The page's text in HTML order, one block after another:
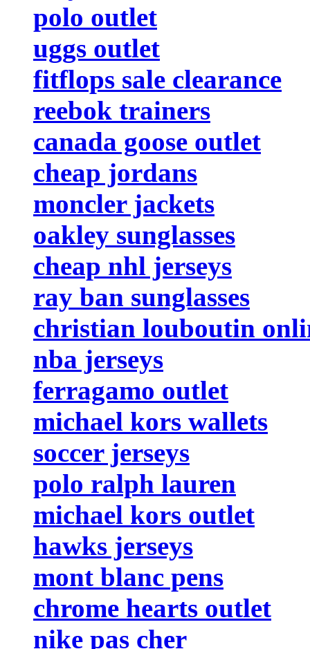
polo outlet
uggs outlet
fitflops sale clearance
reebok trainers
canada goose outlet
cheap jordans
moncler jackets
oakley sunglasses
cheap nhl jerseys
ray ban sunglasses
christian louboutin
nba jerseys
ferragamo outlet
michael kors wallets
soccer jerseys
polo ralph lauren
michael kors outlet
hawks jerseys
mont blanc pens
chrome hearts outlet
nike pas cher